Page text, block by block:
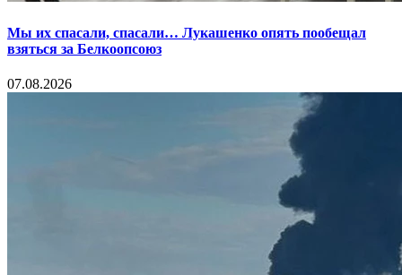
Мы их спасали, спасали… Лукашенко опять пообещал
взяться за Белкоопсоюз
07.08.2026